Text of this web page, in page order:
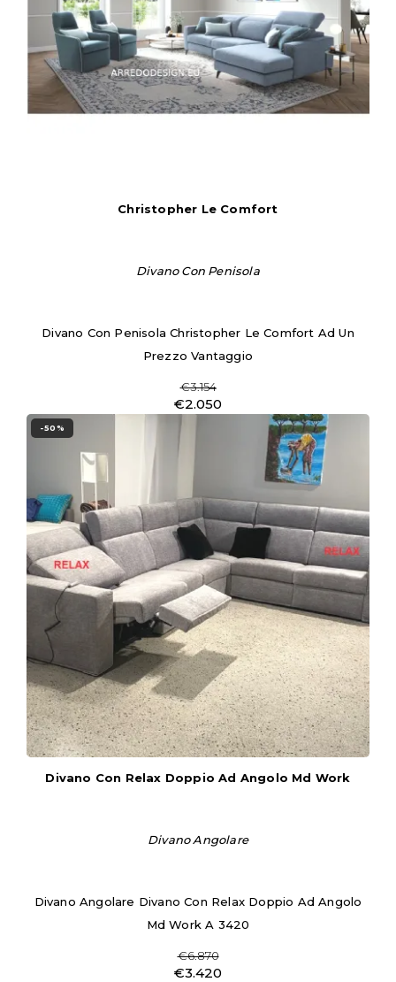
Christopher Le Comfort
Divano Con Penisola
Divano Con Penisola Christopher Le Comfort Ad Un
Prezzo Vantaggio
€3.154
€2.050
-50%
Divano Con Relax Doppio Ad Angolo Md Work
Divano Angolare
Divano Angolare Divano Con Relax Doppio Ad Angolo
Md Work A 3420
€6.870
€3.420